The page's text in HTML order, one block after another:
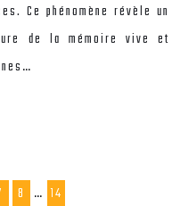
Ce phénomène révèle un
de la mémoire vive et
8 … 14